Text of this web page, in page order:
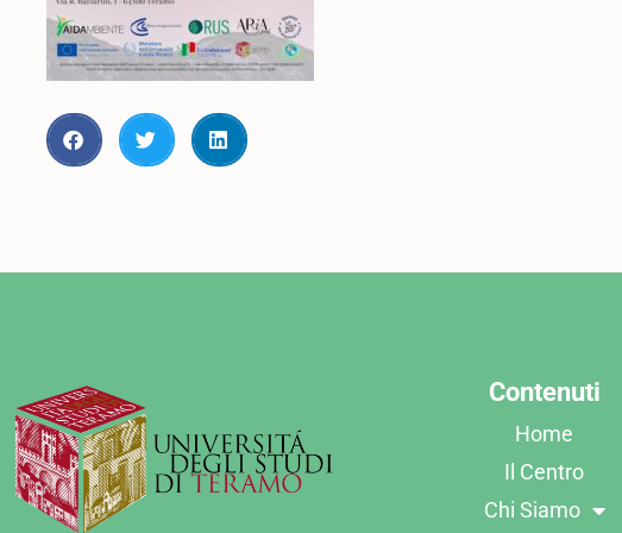
Contenuti
Home
Il Centro
Chi Siamo